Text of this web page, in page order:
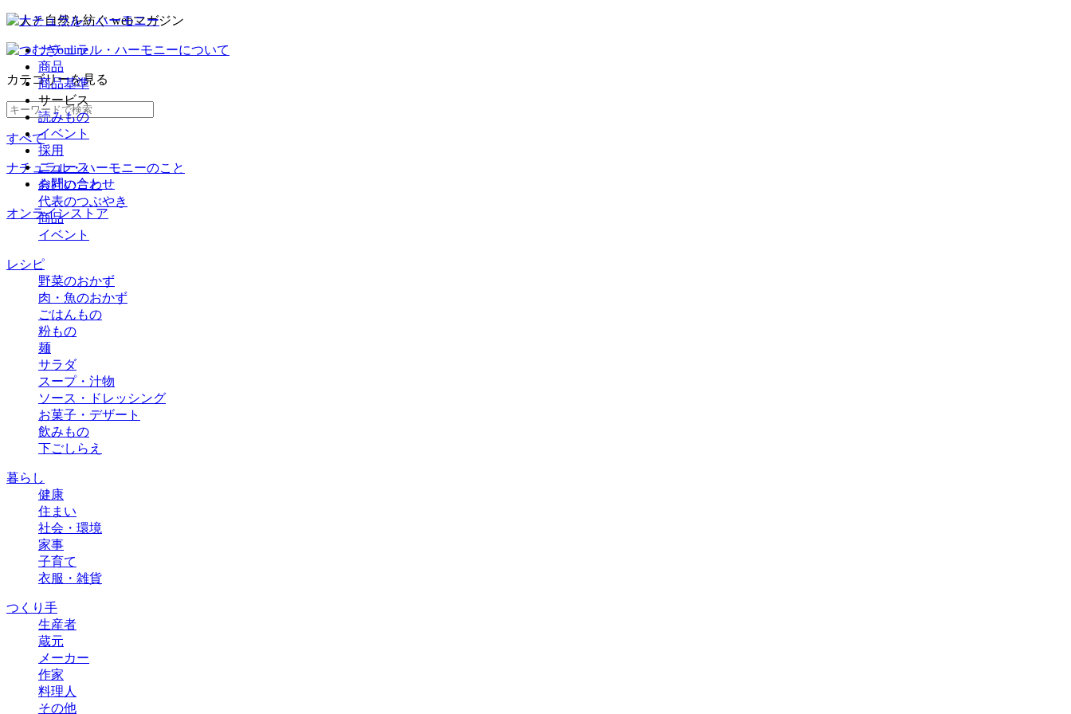
ナチュラル・ハーモニーについて
商品
商品基準
サービス
読みもの
イベント
採用
ニュース
お問い合わせ
オンラインストア
カテゴリーを見る
すべて
ナチュラル・ハーモニーのこと
会社のこと
代表のつぶやき
商品
イベント
レシピ
野菜のおかず
肉・魚のおかず
ごはんもの
粉もの
麺
サラダ
スープ・汁物
ソース・ドレッシング
お菓子・デザート
飲みもの
下ごしらえ
暮らし
健康
住まい
社会・環境
家事
子育て
衣服・雑貨
つくり手
生産者
蔵元
メーカー
作家
料理人
その他